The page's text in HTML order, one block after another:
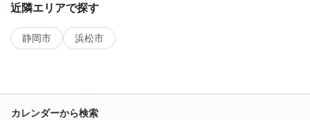
近隣エリアで探す
静岡市 浜松市
カレンダーから検索